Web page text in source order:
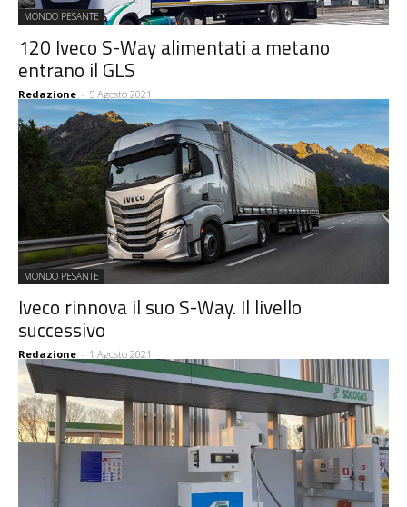
MONDO PESANTE
120 Iveco S-Way alimentati a metano
entrano il GLS
Redazione - 5 Agosto 2021
MONDO PESANTE
Iveco rinnova il suo S-Way. Il livello
successivo
Redazione - 1 Agosto 2021